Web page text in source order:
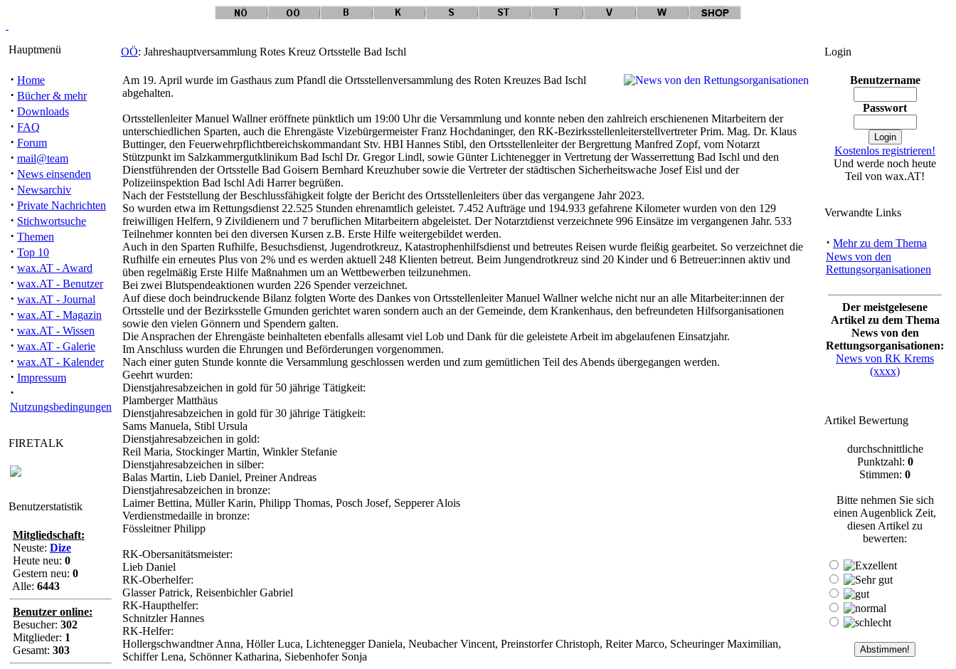
Hauptmenü
· Home
· Bücher & mehr
· Downloads
· FAQ
· Forum
· mail@team
· News einsenden
· Newsarchiv
· Private Nachrichten
· Stichwortsuche
· Themen
· Top 10
· wax.AT - Award
· wax.AT - Benutzer
· wax.AT - Journal
· wax.AT - Magazin
· wax.AT - Wissen
· wax.AT - Galerie
· wax.AT - Kalender
· Impressum
·
Nutzungsbedingungen
FIRETALK
Benutzerstatistik
Mitgliedschaft:
Neuste: Dize
Heute neu: 0
Gestern neu: 0
Alle: 6443
Benutzer online:
Besucher: 302
Mitglieder: 1
Gesamt: 303
OÖ: Jahreshauptversammlung Rotes Kreuz Ortsstelle Bad Ischl
Am 19. April wurde im Gasthaus zum Pfandl die Ortsstellenversammlung des Roten Kreuzes Bad Ischl
abgehalten.
Ortsstellenleiter Manuel Wallner eröffnete pünktlich um 19:00 Uhr die Versammlung und konnte neben den zahlreich erschienenen Mitarbeitern der
unterschiedlichen Sparten, auch die Ehrengäste Vizebürgermeister Franz Hochdaninger, den RK-Bezirksstellenleiterstellvertreter Prim. Mag. Dr. Klaus
Buttinger, den Feuerwehrpflichtbereichskommandant Stv. HBI Hannes Stibl, den Ortsstellenleiter der Bergrettung Manfred Zopf, vom Notarzt
Stützpunkt im Salzkammergutklinikum Bad Ischl Dr. Gregor Lindl, sowie Günter Lichtenegger in Vertretung der Wasserrettung Bad Ischl und den
Dienstführenden der Ortsstelle Bad Goisern Bernhard Kreuzhuber sowie die Vertreter der städtischen Sicherheitswache Josef Eisl und der
Polizeiinspektion Bad Ischl Adi Harrer begrüßen.
Nach der Feststellung der Beschlussfähigkeit folgte der Bericht des Ortsstellenleiters über das vergangene Jahr 2023.
So wurden etwa im Rettungsdienst 22.525 Stunden ehrenamtlich geleistet. 7.452 Aufträge und 194.933 gefahrene Kilometer wurden von den 129
freiwilligen Helfern, 9 Zivildienern und 7 beruflichen Mitarbeitern abgeleistet. Der Notarztdienst verzeichnete 996 Einsätze im vergangenen Jahr. 533
Teilnehmer konnten bei den diversen Kursen z.B. Erste Hilfe weitergebildet werden.
Auch in den Sparten Rufhilfe, Besuchsdienst, Jugendrotkreuz, Katastrophenhilfsdienst und betreutes Reisen wurde fleißig gearbeitet. So verzeichnet die
Rufhilfe ein erneutes Plus von 2% und es werden aktuell 248 Klienten betreut. Beim Jungendrotkreuz sind 20 Kinder und 6 Betreuer:innen aktiv und
üben regelmäßig Erste Hilfe Maßnahmen um an Wettbewerben teilzunehmen.
Bei zwei Blutspendeaktionen wurden 226 Spender verzeichnet.
Auf diese doch beindruckende Bilanz folgten Worte des Dankes von Ortsstellenleiter Manuel Wallner welche nicht nur an alle Mitarbeiter:innen der
Ortsstelle und der Bezirksstelle Gmunden gerichtet waren sondern auch an der Gemeinde, dem Krankenhaus, den befreundeten Hilfsorganisationen
sowie den vielen Gönnern und Spendern galten.
Die Ansprachen der Ehrengäste beinhalteten ebenfalls allesamt viel Lob und Dank für die geleistete Arbeit im abgelaufenen Einsatzjahr.
Im Anschluss wurden die Ehrungen und Beförderungen vorgenommen.
Nach einer guten Stunde konnte die Versammlung geschlossen werden und zum gemütlichen Teil des Abends übergegangen werden.
Geehrt wurden:
Dienstjahresabzeichen in gold für 50 jährige Tätigkeit:
Plamberger Matthäus
Dienstjahresabzeichen in gold für 30 jährige Tätigkeit:
Sams Manuela, Stibl Ursula
Dienstjahresabzeichen in gold:
Reil Maria, Stockinger Martin, Winkler Stefanie
Dienstjahresabzeichen in silber:
Balas Martin, Lieb Daniel, Preiner Andreas
Dienstjahresabzeichen in bronze:
Laimer Bettina, Müller Karin, Philipp Thomas, Posch Josef, Sepperer Alois
Verdienstmedaille in bronze:
Fössleitner Philipp
RK-Obersanitätsmeister:
Lieb Daniel
RK-Oberhelfer:
Glasser Patrick, Reisenbichler Gabriel
RK-Haupthelfer:
Schnitzler Hannes
RK-Helfer:
Hollergschwandtner Anna, Höller Luca, Lichtenegger Daniela, Neubacher Vincent, Preinstorfer Christoph, Reiter Marco, Scheuringer Maximilian,
Schiffer Lena, Schönner Katharina, Siebenhofer Sonja
Login
Benutzername
Passwort
Kostenlos registrieren!
Und werde noch heute
Teil von wax.AT!
Verwandte Links
· Mehr zu dem Thema
News von den
Rettungsorganisationen
Der meistgelesene
Artikel zu dem Thema
News von den
Rettungsorganisationen:
News von RK Krems
(xxxx)
Artikel Bewertung
durchschnittliche
Punktzahl: 0
Stimmen: 0
Bitte nehmen Sie sich
einen Augenblick Zeit,
diesen Artikel zu
bewerten: